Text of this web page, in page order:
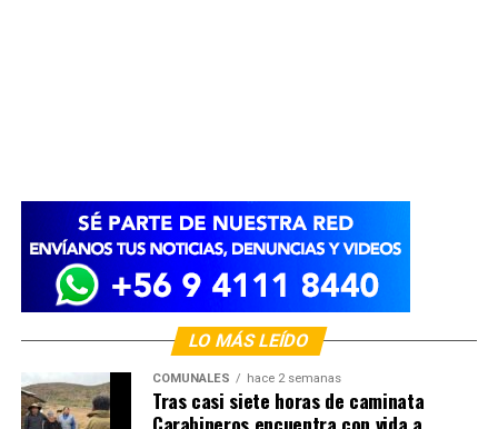
LO MÁS LEÍDO
COMUNALES hace 2 semanas
Tras casi siete horas de caminata